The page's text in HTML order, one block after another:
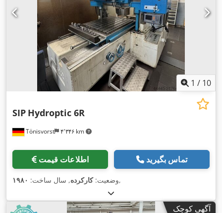
1 / 10
Tönisvorst ۴٬۳۴۶ km
SIP Hydroptic 6R
اطلاعات قیمت تماس بگیرید
وضعیت:کارکرده, سال ساخت: ۱۹۸۰ ,
آگهی کوچک